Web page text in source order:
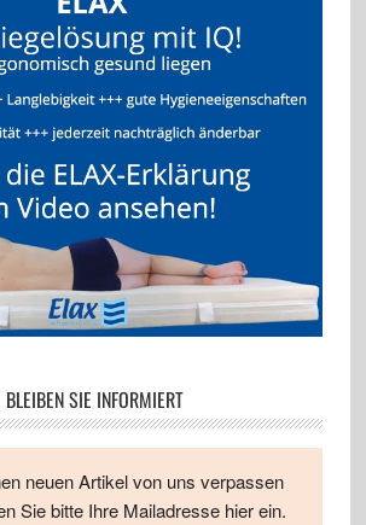
BLEIBEN SIE INFORMIERT
neuen Artikel von uns verpassen
Sie bitte Ihre Mailadresse hier ein.